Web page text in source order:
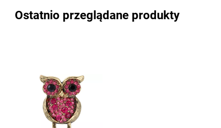
Ostatnio przeglądane produkty